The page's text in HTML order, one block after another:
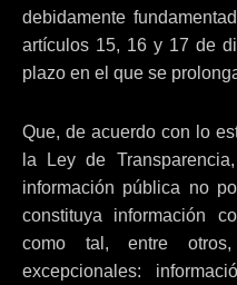
debidamente
artículos 15, 16 y 17 de
plazo en el que se
Que, de acuerdo con lo
la Ley de
información pública no
constituya información
como tal, entre
excepcionales: